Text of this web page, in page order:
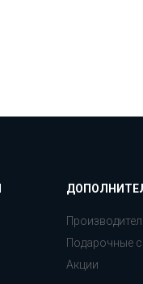
Подарочные
Акции